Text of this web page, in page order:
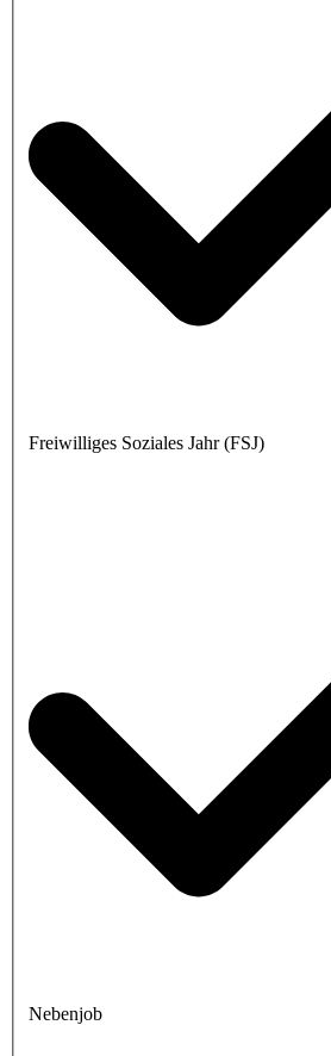
Freiwilliges Soziales Jahr (FSJ)
Nebenjob